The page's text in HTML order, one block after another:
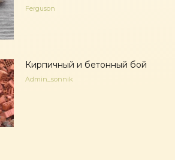
Ferguson
Кирпичный и бетонный бой
Admin_sonnik